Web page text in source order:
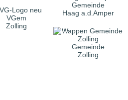
VGem
Zolling
Gemeinde
Haag a.d.Amper
Gemeinde
Zolling